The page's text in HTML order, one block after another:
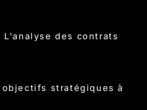
des contrats
objectifs stratégiques à